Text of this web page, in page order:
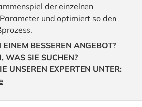
der einzelnen
und optimiert so den
EINEM BESSEREN ANGEBOT?
WAS SIE SUCHEN?
UNSEREN EXPERTEN UNTER: